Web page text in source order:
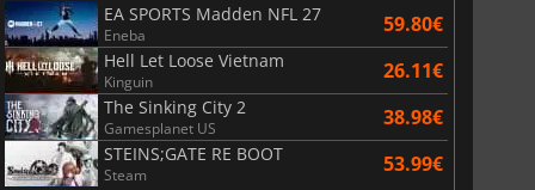
EA SPORTS Madden NFL 27
Eneba 59.80€
Hell Let Loose Vietnam
Kinguin 26.11€
The Sinking City 2
Gamesplanet US 38.98€
STEINS;GATE RE BOOT
Steam 53.99€